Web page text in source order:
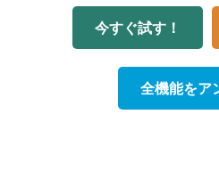
今すぐ試す！
全機能をア